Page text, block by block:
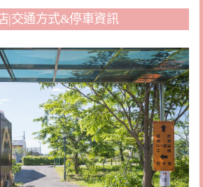
|交通方式&停車資訊